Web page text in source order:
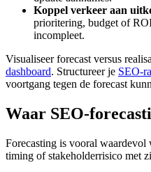
Koppel verkeer aan
prioritering, budget of
incompleet.
Visualiseer forecast versus
dashboard. Structureer je SEO-
voortgang tegen de forecast
Waar SEO-
Forecasting is vooral waardevol
timing of stakeholderrisico met